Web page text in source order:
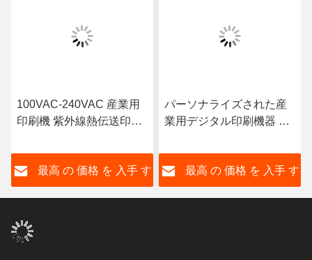
100VAC-240VAC 産業用
印刷機 紫外線熱伝送印刷
最高 の 価格 を 入手 す
パーソナライズされた産
業用デジタル印刷機器 小
最高 の 価格 を 入手 す